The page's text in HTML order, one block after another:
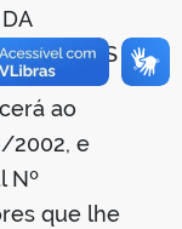
ao
2002, e
Nº
que lhe